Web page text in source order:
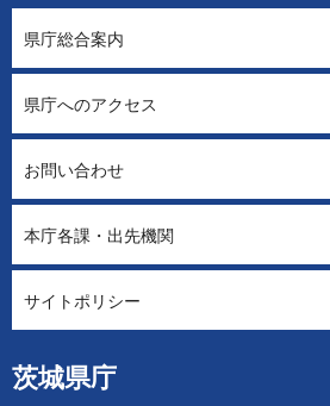
茨城県庁
県庁総合案内
県庁へのアクセス
お問い合わせ
本庁各課・出先機関
サイトポリシー